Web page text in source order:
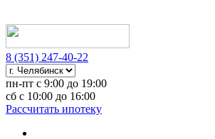
8 (351) 247-40-22
пн-пт с 9:00 до 19:00
сб с 10:00 до 16:00
Рассчитать ипотеку